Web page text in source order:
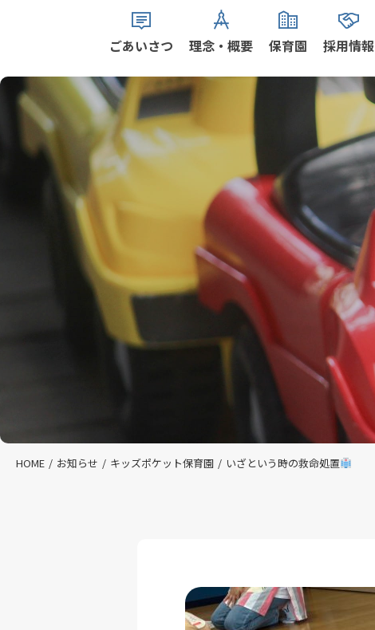
ごあいさつ 理念・概要 保育園 採用情報
HOME お知らせ キッズポケット保育園 いざという時の救命処置